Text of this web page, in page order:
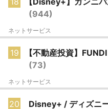
(944)
ネットサービス
19
【不動産投資】
(73)
ネットサービス
20
Disney+ / ディズニ